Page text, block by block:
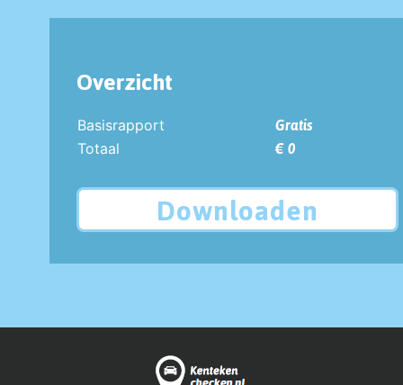
Overzicht
Basisrapport
Gratis
Totaal
€ 0
Downloaden